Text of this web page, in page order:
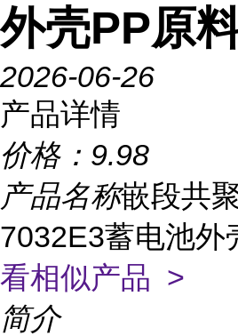
外壳PP原
2026-06-26
产品详情
价格： 9.98
产品名称嵌段共
7032E3蓄电池外
看相似产品 >
简介